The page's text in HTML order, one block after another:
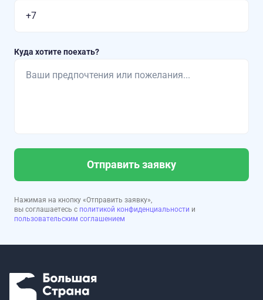
Куда хотите поехать?
Отправить заявку
Нажимая на кнопку «Отправить заявку»,
вы соглашаетесь с политикой конфиденциальности и
пользовательским соглашением